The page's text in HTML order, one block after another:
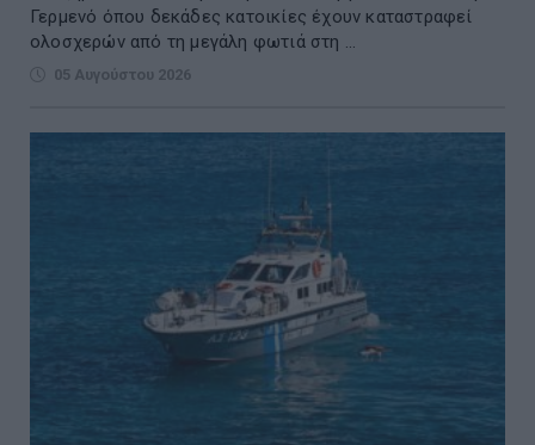
Γερμενό όπου δεκάδες κατοικίες έχουν καταστραφεί
ολοσχερών από τη μεγάλη φωτιά στη ...
05 Αυγούστου 2026